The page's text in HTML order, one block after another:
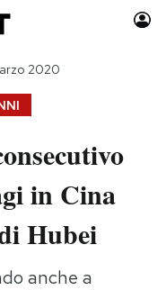
Storie/Idee
2020
in Cina
Hubei
anche a